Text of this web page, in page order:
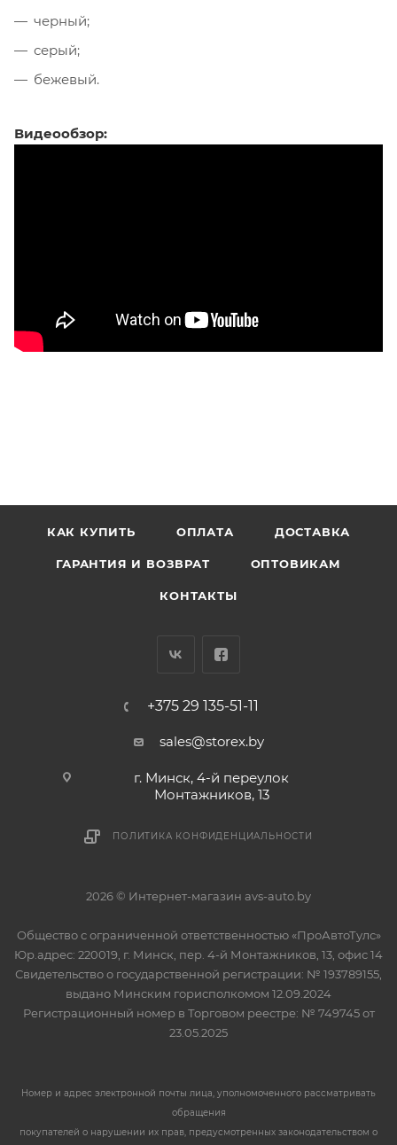
черный;
серый;
бежевый.
Видеообзор:
КАК КУПИТЬ ОПЛАТА ДОСТАВКА
ГАРАНТИЯ И ВОЗВРАТ ОПТОВИКАМ
КОНТАКТЫ
+375 29 135-51-11
sales@storex.by
г. Минск, 4-й переулок
Монтажников, 13
ПОЛИТИКА КОНФИДЕНЦИАЛЬНОСТИ
2026 © Интернет-магазин avs-auto.by
Общество с ограниченной ответственностью «ПроАвтоТулс»
Юр.адрес: 220019, г. Минск, пер. 4-й Монтажников, 13, офис 14
Свидетельство о государственной регистрации: № 193789155,
выдано Минским горисполкомом 12.09.2024
Регистрационный номер в Торговом реестре: № 749745 от
23.05.2025
Номер и адрес электронной почты лица, уполномоченного рассматривать
обращения
покупателей о нарушении их прав, предусмотренных законодательством о